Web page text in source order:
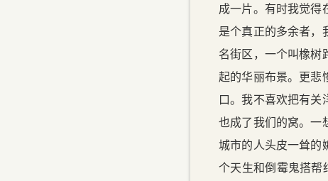
成一片。有时我觉
是个真正的多余者，
名街区，一个叫橡
起的华丽布景。更悲
口。我不喜欢把有
也成了我们的窝。一
城市的人头皮一耸的
个天生和倒霉鬼搭帮